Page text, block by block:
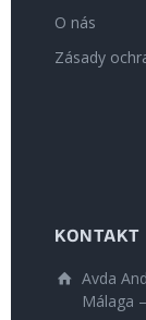
O nás
Zásady
KONTAKT
Avda
Málaga